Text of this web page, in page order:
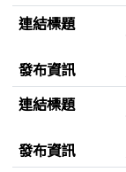
連結標題
發布資訊
連結標題
發布資訊